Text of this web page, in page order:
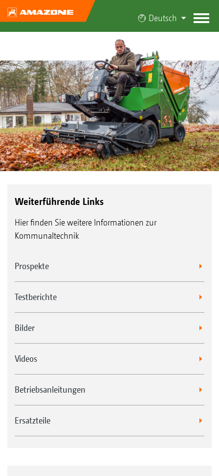
Deutsch
Weiterführende Links
Hier finden Sie weitere Informationen zur
Kommunaltechnik
Prospekte
Testberichte
Bilder
Videos
Betriebsanleitungen
Ersatzteile